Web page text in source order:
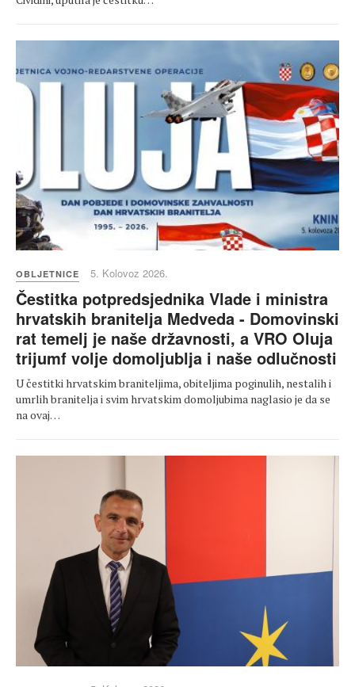
OBLJETNICE 5. Kolovoz 2026.
Čestitka potpredsjednika Vlade i ministra
hrvatskih branitelja Medveda - Domovinski
rat temelj je naše državnosti, a VRO Oluja
trijumf volje domoljublja i naše odlučnosti
U čestitki hrvatskim braniteljima, obiteljima poginulih, nestalih i
umrlih branitelja i svim hrvatskim domoljubima naglasio je da se
na ovaj…